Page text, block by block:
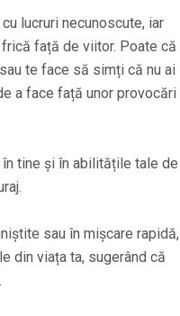
lucruri necunoscute, iar
față de viitor. Poate că
te face să simți că nu ai
a face față unor provocări
tine și în abilitățile tale de
sau în mișcare rapidă,
din viața ta, sugerând că